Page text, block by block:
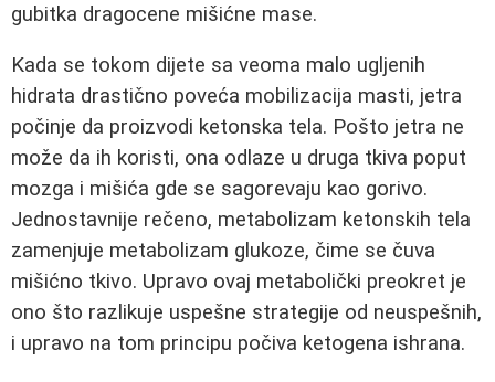
gubitka dragocene mišićne mase.
Kada se tokom dijete sa veoma malo ugljenih
hidrata drastično poveća mobilizacija masti, jetra
počinje da proizvodi ketonska tela. Pošto jetra ne
može da ih koristi, ona odlaze u druga tkiva poput
mozga i mišića gde se sagorevaju kao gorivo.
Jednostavnije rečeno, metabolizam ketonskih tela
zamenjuje metabolizam glukoze, čime se čuva
mišićno tkivo. Upravo ovaj metabolički preokret je
ono što razlikuje uspešne strategije od neuspešnih,
i upravo na tom principu počiva ketogena ishrana.